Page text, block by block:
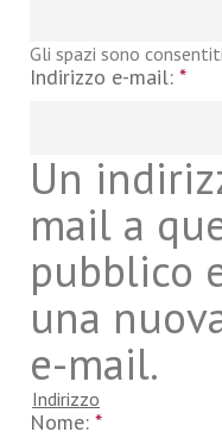
Gli spazi sono
Indirizzo e-mail: *
Un
mail a
pubblico
una
e-mail.
Indirizzo
Nome: *